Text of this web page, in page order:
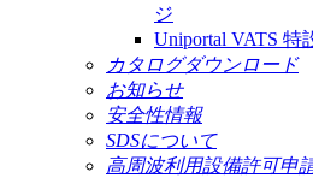
ジ
Uniportal VATS 特
カタログダウンロード
お知らせ
安全性情報
SDSについて
高周波利用設備許可申